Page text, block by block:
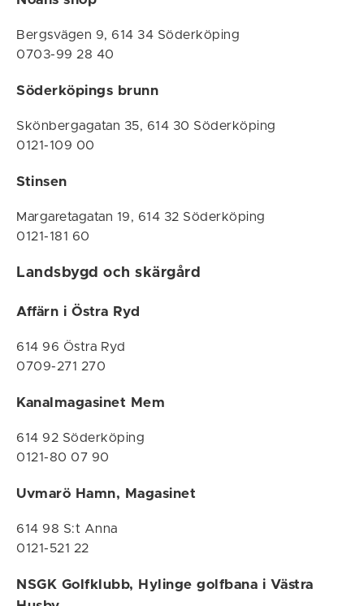
Bergsvägen 9, 614 34 Söderköping
0703-99 28 40
Söderköpings brunn
Skönbergagatan 35, 614 30 Söderköping
0121-109 00
Stinsen
Margaretagatan 19, 614 32 Söderköping
0121-181 60
Landsbygd och skärgård
Affärn i Östra Ryd
614 96 Östra Ryd
0709-271 270
Kanalmagasinet Mem
614 92 Söderköping
0121-80 07 90
Uvmarö Hamn, Magasinet
614 98 S:t Anna
0121-521 22
NSGK Golfklubb, Hylinge golfbana i Västra